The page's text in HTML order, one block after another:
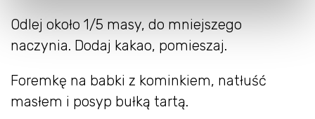
Odlej około 1/5 masy, do mniejszego
naczynia. Dodaj kakao, pomieszaj.
Foremkę na babki z kominkiem, natłuść
masłem i posyp bułką tartą.